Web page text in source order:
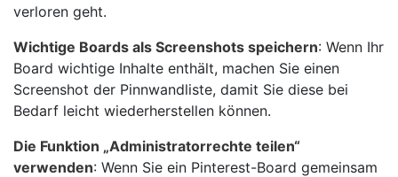
verloren geht.
Wichtige Boards als Screenshots speichern: Wenn Ihr
Board wichtige Inhalte enthält, machen Sie einen
Screenshot der Pinnwandliste, damit Sie diese bei
Bedarf leicht wiederherstellen können.
Die Funktion „Administratorrechte teilen“
verwenden: Wenn Sie ein Pinterest-Board gemeinsam